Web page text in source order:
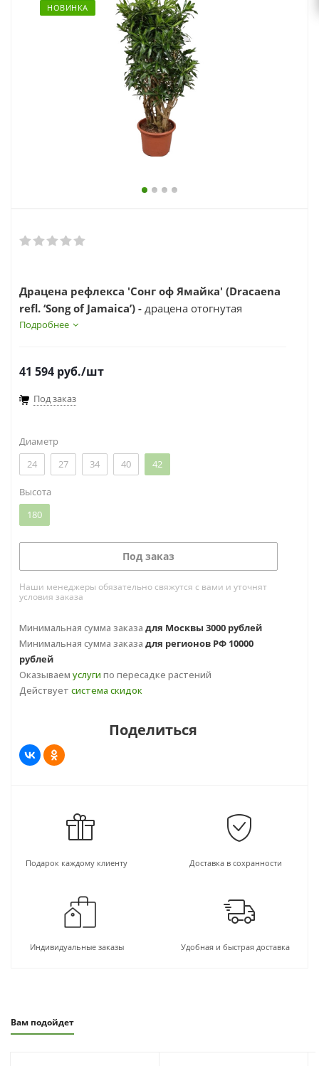
zakaz@topcvetok.ru
НОВИНКА
Драцена рефлекса 'Сонг оф Ямайка' (Dracaena
refl. ‘Song of Jamaica’) - драцена отогнутая
(Рефлекса). Интересное название этого растения
Подробнее
41 594 руб./шт
Под заказ
Диаметр
24
27 34 40 42
Высота
180
Под заказ
Наши менеджеры обязательно свяжутся с вами и уточнят
условия заказа
Минимальная сумма заказа для Москвы 3000 рублей
Минимальная сумма заказа для регионов РФ 10000
рублей
Оказываем услуги по пересадке растений
Действует система скидок
Поделиться
Подарок каждому клиенту Доставка в сохранности
Индивидуальные заказы Удобная и быстрая доставка
Вам подойдет